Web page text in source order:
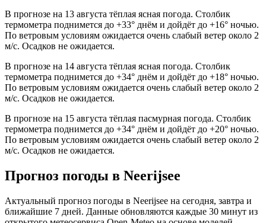
В прогнозе на 13 августа тёплая ясная погода. Столбик
термометра поднимется до +33° днём и дойдёт до +16° ночью.
По ветровым условиям ожидается очень слабый ветер около 2
м/с. Осадков не ожидается.
В прогнозе на 14 августа тёплая ясная погода. Столбик
термометра поднимется до +34° днём и дойдёт до +18° ночью.
По ветровым условиям ожидается очень слабый ветер около 2
м/с. Осадков не ожидается.
В прогнозе на 15 августа тёплая пасмурная погода. Столбик
термометра поднимется до +34° днём и дойдёт до +20° ночью.
По ветровым условиям ожидается очень слабый ветер около 2
м/с. Осадков не ожидается.
Прогноз погоды в Neerijseе
Актуальный прогноз погоды в Neerijseе на сегодня, завтра и
ближайшие 7 дней. Данные обновляются каждые 30 минут из